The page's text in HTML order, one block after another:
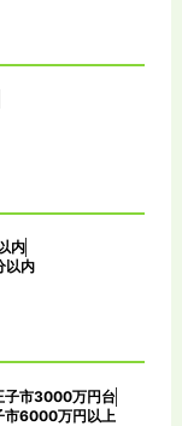
内
以内
子市3000万円台
市6000万円以上